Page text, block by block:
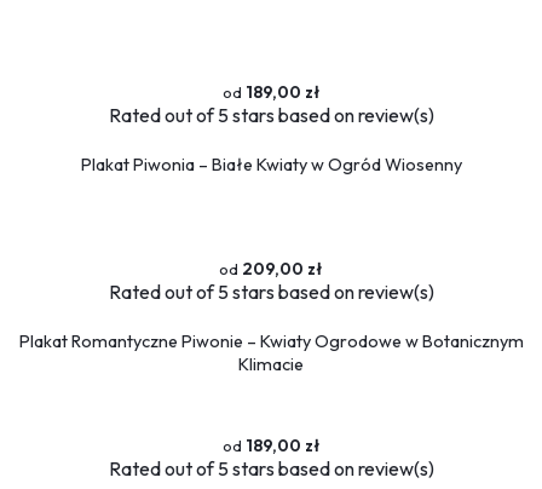
189,00 zł
Ratedout of 5 stars based onreview(s)
Plakat Piwonia – Białe Kwiaty w Ogród Wiosenny
209,00 zł
Ratedout of 5 stars based onreview(s)
Plakat Romantyczne Piwonie – Kwiaty Ogrodowe w Botanicznym
Klimacie
189,00 zł
Ratedout of 5 stars based onreview(s)